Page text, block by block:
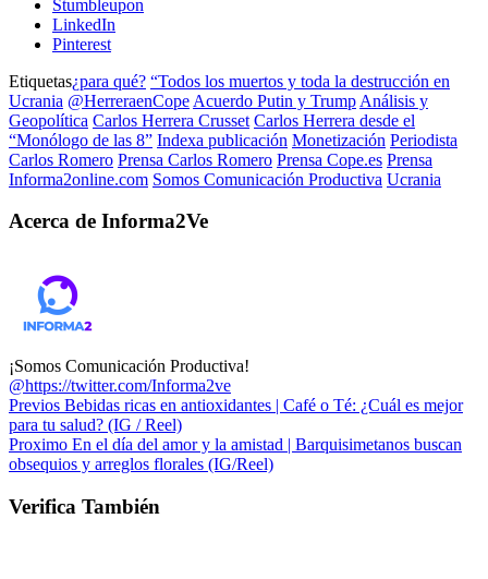
Stumbleupon
LinkedIn
Pinterest
Etiquetas¿para qué? “Todos los muertos y toda la destrucción en
Ucrania @HerreraenCope Acuerdo Putin y Trump Análisis y
Geopolítica Carlos Herrera Crusset Carlos Herrera desde el
“Monólogo de las 8” Indexa publicación Monetización Periodista
Carlos Romero Prensa Carlos Romero Prensa Cope.es Prensa
Informa2online.com Somos Comunicación Productiva Ucrania
Acerca de Informa2Ve
¡Somos Comunicación Productiva!
@https://twitter.com/Informa2ve
Previos Bebidas ricas en antioxidantes | Café o Té: ¿Cuál es mejor
para tu salud? (IG / Reel)
Proximo En el día del amor y la amistad | Barquisimetanos buscan
obsequios y arreglos florales (IG/Reel)
Verifica También